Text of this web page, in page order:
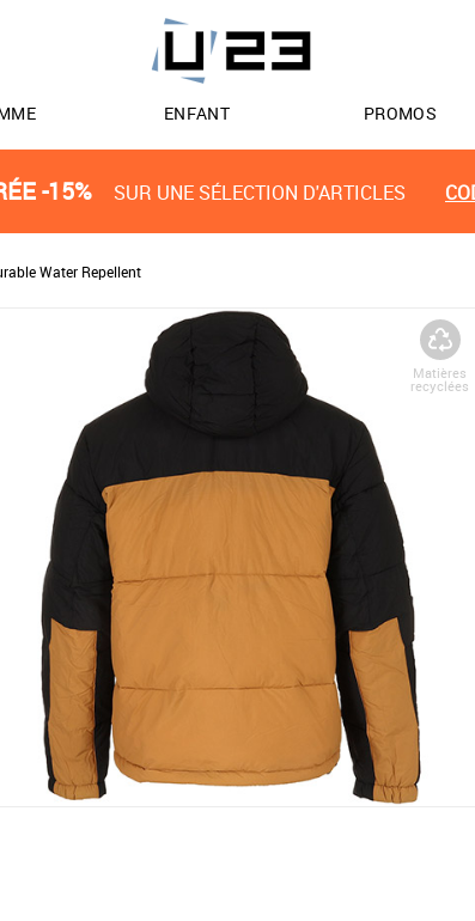
ENFANT PROMOS
-15% SUR UNE SÉLECTION D'ARTICLES
Water Repellent
Matières
recyclées